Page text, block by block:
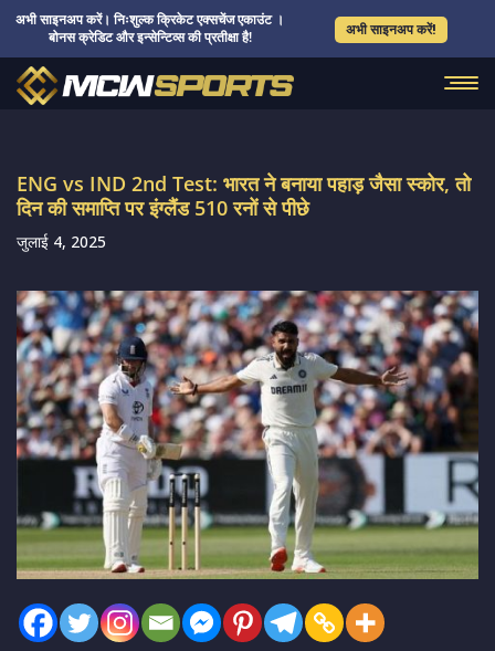
अभी साइनअप करें। निःशुल्क क्रिकेट एक्सचेंज एकाउंट ।
बोनस क्रेडिट और इन्सेन्टिव्स की प्रतीक्षा है!
अभी साइनअप करें!
ENG vs IND 2nd Test: भारत ने बनाया पहाड़ जैसा स्कोर, तो
दिन की समाप्ति पर इंग्लैंड 510 रनों से पीछे
जुलाई 4, 2025